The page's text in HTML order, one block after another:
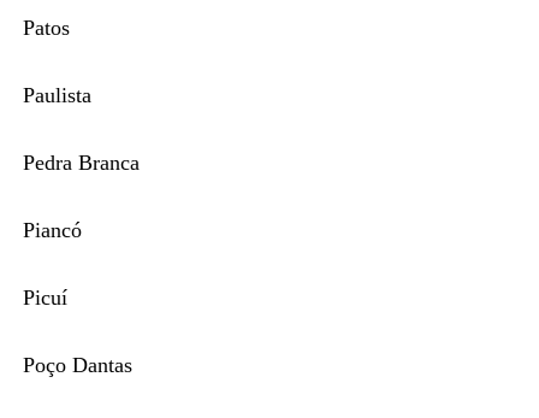
Patos
Paulista
Pedra Branca
Piancó
Picuí
Poço Dantas